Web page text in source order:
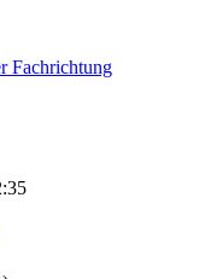
Fachrichtung